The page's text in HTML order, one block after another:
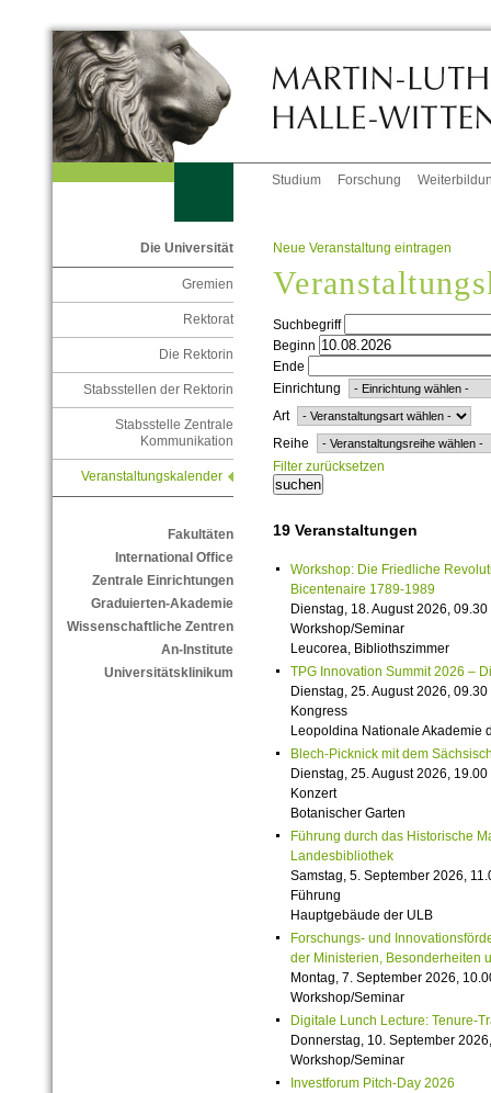
Studium Forschung
Die Universität
Gremien
Rektorat
Die Rektorin
Stabsstellen der Rektorin
Stabsstelle Zentrale
Kommunikation
Veranstaltungskalender
Fakultäten
International Office
Zentrale Einrichtungen
Graduierten-Akademie
Wissenschaftliche Zentren
An-Institute
Universitätsklinikum
Neue Veranstaltung eintragen
Suchbegriff
Beginn
Ende
Einrichtung
Art
Reihe
Filter zurücksetzen
19 Veranstaltungen
Workshop: Die Friedliche
Bicentenaire 1789-1989
Dienstag, 18. August 2026,
Workshop/Seminar
Leucorea, Bibliothszimmer
TPG Innovation Summit 2026 –
Dienstag, 25. August 2026,
Kongress
Leopoldina Nationale Akademie
Blech-Picknick mit dem
Dienstag, 25. August 2026,
Konzert
Botanischer Garten
Führung durch das Historische
Landesbibliothek
Samstag, 5. September 2026,
Führung
Hauptgebäude der ULB
Forschungs- und
der Ministerien, Besonderheiten
Montag, 7. September 2026,
Workshop/Seminar
Digitale Lunch Lecture: Tenure-
Donnerstag, 10. September
Workshop/Seminar
Investforum Pitch-Day 2026